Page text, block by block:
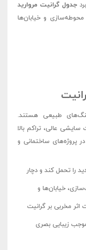
جدول گرانیت مروارید
محوطه‌سازی و خیابان‌ها
طبیعی هستند.
سایشی عالی، تراکم بالا
پروژه‌های ساختمانی و
را تحمل کند و دچار
خیابان‌ها و
اثر مخربی بر گرانیت
زیبایی بصری